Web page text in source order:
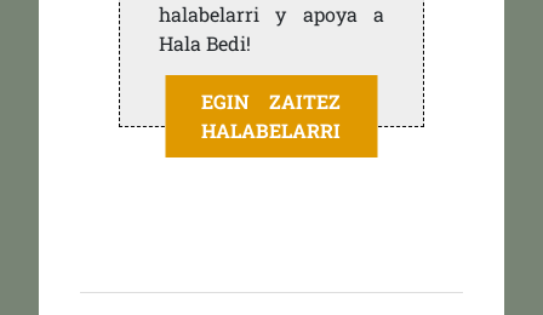
halabelarri y apoya a
Hala Bedi!
EGIN ZAITEZ
HALABELARRI